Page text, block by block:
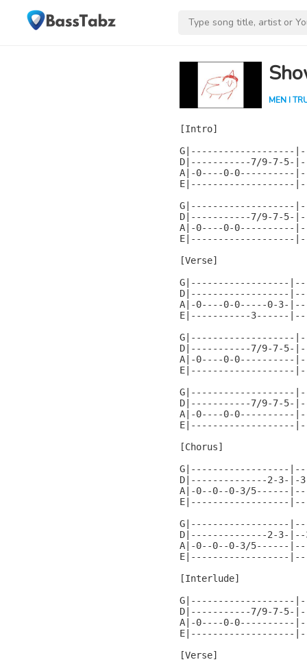
MEN I
[Intro]
G|-------------------
D|-----------7/9-7-
A|-0----0-0----------
E|-------------------
G|-------------------
D|-----------7/9-7-
A|-0----0-0----------
E|-------------------
[Verse]
G|------------------
D|------------------
A|-0----0-0-----0-3-
E|-----------3------
G|-------------------
D|-----------7/9-7-
A|-0----0-0----------
E|-------------------
G|-------------------
D|-----------7/9-7-
A|-0----0-0----------
E|-------------------
[Chorus]
G|------------------
D|--------------2-3-|-
A|-0--0--0-3/5------
E|------------------
G|------------------
D|--------------2-3-
A|-0--0--0-3/5------
E|------------------
[Interlude]
G|-------------------
D|-----------7/9-7-
A|-0----0-0----------
E|-------------------
[Verse]